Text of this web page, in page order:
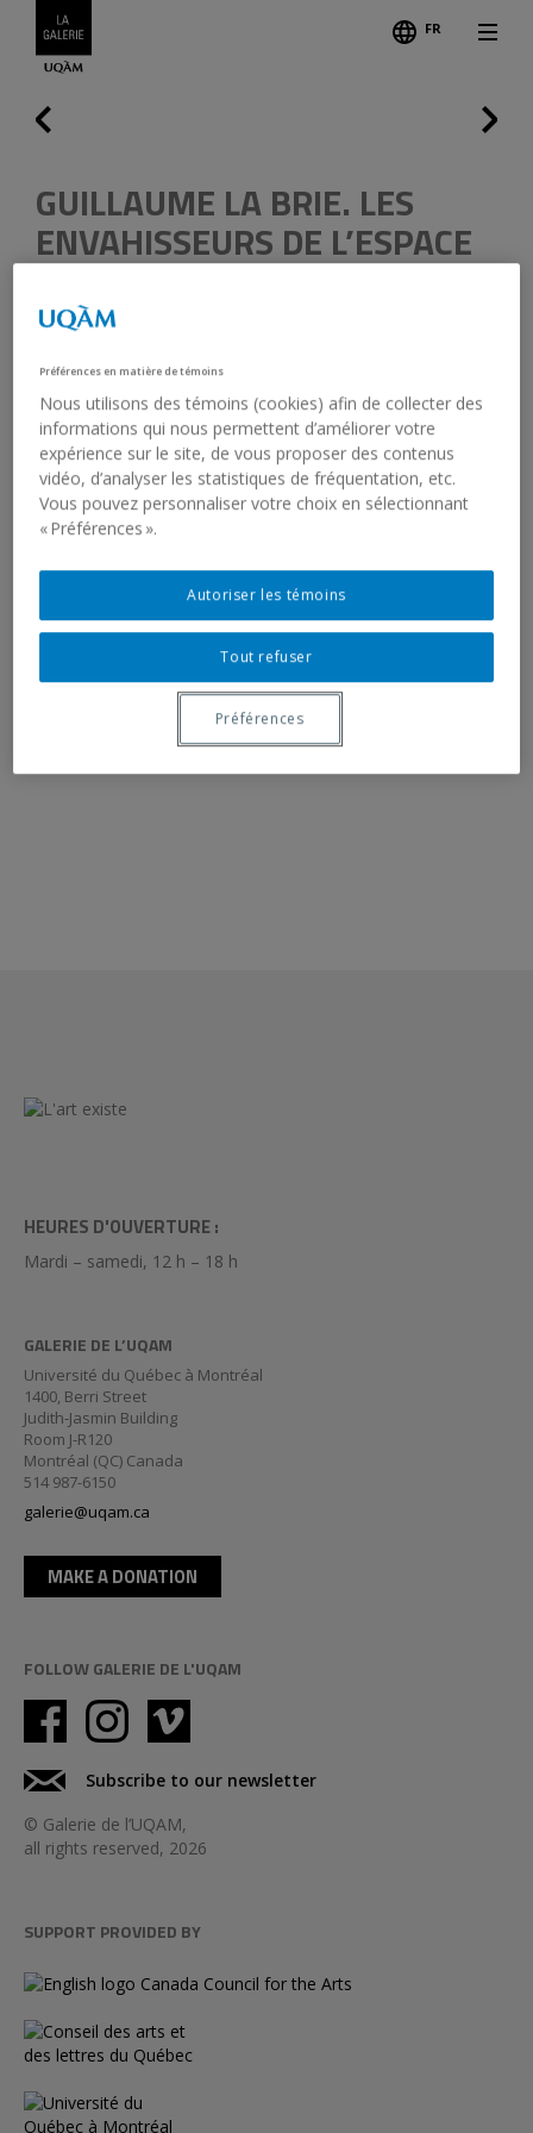
FR
Credits
GUILLAUME LA BRIE. LES
ENVAHISSEURS DE L’ESPACE
II
UQAM
Artist:Guillaume La Brie
October 19, 2007 - November 24, 2007
RELATED DOCUMENT
HEURES D'OUVERTURE :
Mardi – samedi, 12 h – 18 h
GALERIE DE L’UQAM
Université du Québec à Montréal
1400, Berri Street
Judith-Jasmin Building
Room J-R120
Montréal (QC) Canada
514 987-6150
galerie@uqam.ca
MAKE A DONATION
FOLLOW GALERIE DE L'UQAM
Subscribe to our newsletter
© Galerie de l’UQAM,
all rights reserved, 2026
SUPPORT PROVIDED BY
Préférences en matière de témoins
Nous utilisons des témoins (cookies) afin de collecter des
informations qui nous permettent d’améliorer votre
expérience sur le site, de vous proposer des contenus
vidéo, d’analyser les statistiques de fréquentation, etc.
Vous pouvez personnaliser votre choix en sélectionnant
« Préférences ».
Tout refuser
Autoriser les témoins
Préférences